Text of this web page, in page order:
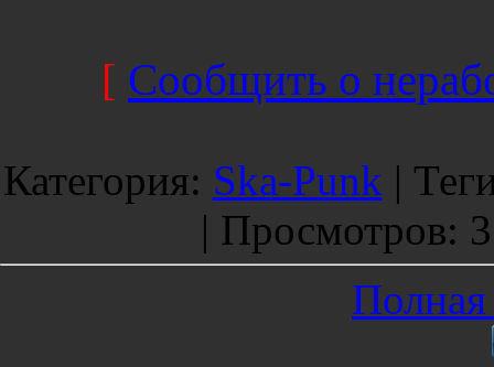
[ Сообщить о
Категория: Ska-Punk |
| Просмотров:
Полная